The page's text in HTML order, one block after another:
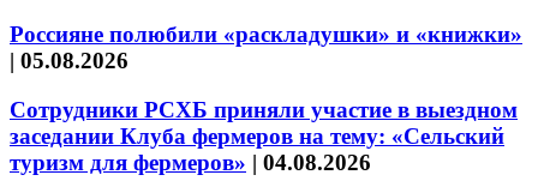
Россияне полюбили «раскладушки» и «книжки»
| 05.08.2026
Сотрудники РСХБ приняли участие в выездном
заседании Клуба фермеров на тему: «Сельский
туризм для фермеров» | 04.08.2026